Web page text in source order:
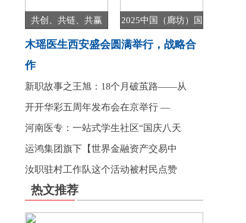
共创、共链、共赢
2025中国（廊坊）国
际
木瑶医生西安盛会圆满举行，战略合
作
新职故事之王旭：18个月破茧路——从
开开华彩五周年发布会在京举行 —
河南医专：一站式学生社区“国庆八天
运鸿集团旗下【世界金融资产交易中
汝职驻村工作队这个活动被村民点赞
热文推荐